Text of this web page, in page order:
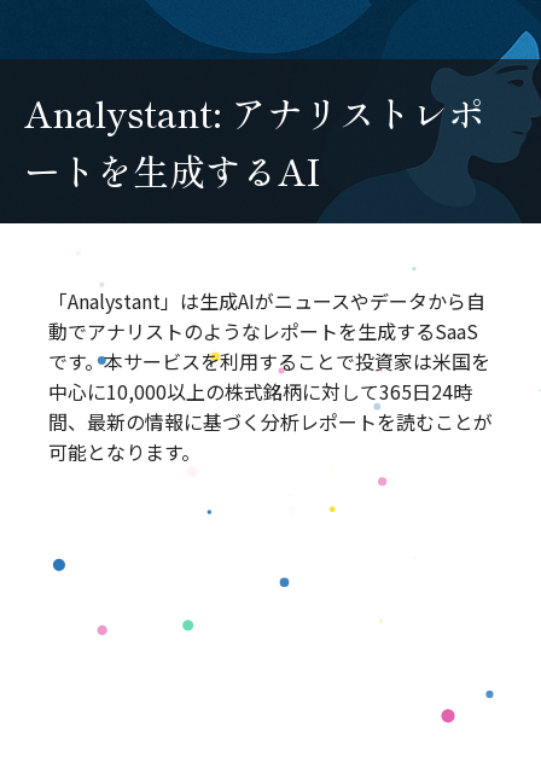
Analystant: アナリストレポ
ートを生成するAI
「Analystant」は生成AIがニュースやデータから自
動でアナリストのようなレポートを生成するSaaS
です。本サービスを利用することで投資家は米国を
中心に10,000以上の株式銘柄に対して365日24時
間、最新の情報に基づく分析レポートを読むことが
可能となります。